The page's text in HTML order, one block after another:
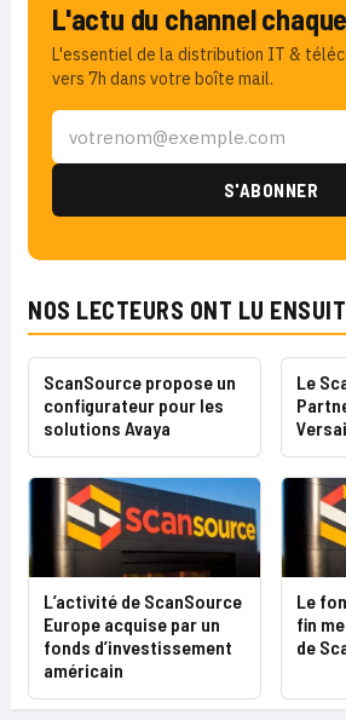
L'actu du channel
L'essentiel de la distribution IT &
vers 7h dans votre boîte mail.
NOS LECTEURS ONT LU
ScanSource propose un
configurateur pour les
solutions Avaya
Le
L’activité de ScanSource
Europe acquise par un
fonds d’investissement
américain
Le
fin
de